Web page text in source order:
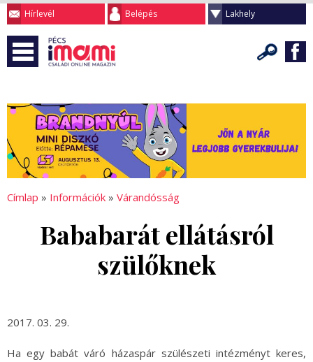
Hírlevél Belépés Lakhely
Címlap » Információk » Várandósság
Bababarát ellátásról
szülőknek
2017. 03. 29.
Ha egy babát váró házaspár szülészeti intézményt keres,